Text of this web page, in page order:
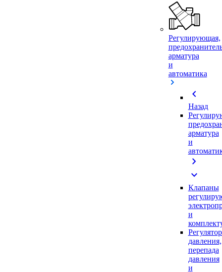
Регулирующая,
арматура
и
автоматика
chevron_left
Назад
арматура
и
chevron_right
expand_more
Клапаны
и
давления,
перепада
давления
и